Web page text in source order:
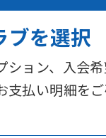
ブを選択
ション、入会
支払い明細を